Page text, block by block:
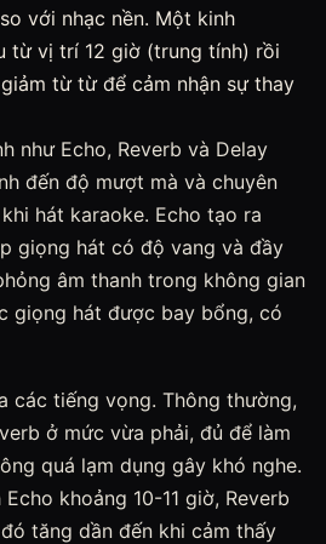
với nhạc nền. Một kinh
từ vị trí 12 giờ (trung tính) rồi
từ từ để cảm nhận sự thay
như Echo, Reverb và Delay
đến độ mượt mà và chuyên
hát karaoke. Echo tạo ra
giọng hát có độ vang và đầy
âm thanh trong không gian
giọng hát được bay bổng, có
các tiếng vọng. Thông thường,
ở mức vừa phải, đủ để làm
quá lạm dụng gây khó nghe.
khoảng 10-11 giờ, Reverb
tăng dần đến khi cảm thấy